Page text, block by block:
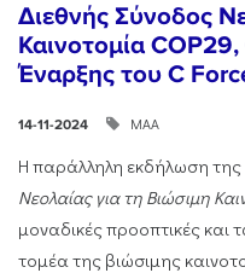
Διεθνής Σύνοδος
Καινοτομία
Έναρξης του C
14-11-2024 ΜΑΑ
Η παράλληλη εκδήλωση της
Νεολαίας για τη Βιώσιμη
μοναδικές προοπτικές και
τομέα της βιώσιμης